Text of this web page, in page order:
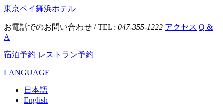
東京ベイ舞浜ホテル
お電話でのお問い合わせ / TEL : 047-355-1222 アクセス Q &
A
宿泊予約 レストラン予約
LANGUAGE
日本語
English